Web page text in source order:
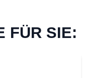
FÜR SIE: